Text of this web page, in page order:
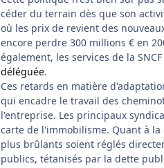
céder du terrain dès que son
où les prix de revient des
encore perdre 300 millions € en
également, les services de la
déléguée.
Ces retards en matière
qui encadre le travail des
l'entreprise. Les principaux
carte de l'immobilisme. Quant à
plus brûlants soient réglés
publics, tétanisés par la dette